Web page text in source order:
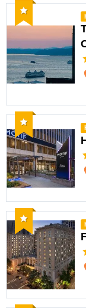
Recomendado
Recomendado
Recomendado